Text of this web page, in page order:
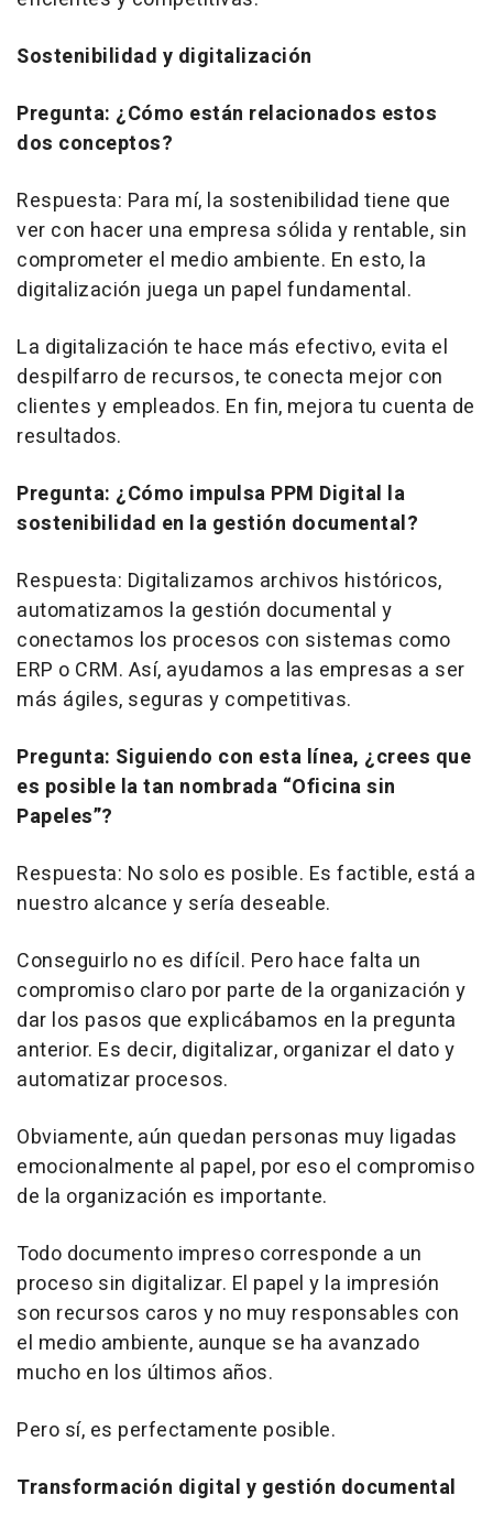
Sostenibilidad y digitalización
Pregunta: ¿Cómo están relacionados estos
dos conceptos?
Respuesta: Para mí, la sostenibilidad tiene que
ver con hacer una empresa sólida y rentable, sin
comprometer el medio ambiente. En esto, la
digitalización juega un papel fundamental.
La digitalización te hace más efectivo, evita el
despilfarro de recursos, te conecta mejor con
clientes y empleados. En fin, mejora tu cuenta de
resultados.
Pregunta: ¿Cómo impulsa PPM Digital la
sostenibilidad en la gestión documental?
Respuesta: Digitalizamos archivos históricos,
automatizamos la gestión documental y
conectamos los procesos con sistemas como
ERP o CRM. Así, ayudamos a las empresas a ser
más ágiles, seguras y competitivas.
Pregunta: Siguiendo con esta línea, ¿crees que
es posible la tan nombrada “Oficina sin
Papeles”?
Respuesta: No solo es posible. Es factible, está a
nuestro alcance y sería deseable.
Conseguirlo no es difícil. Pero hace falta un
compromiso claro por parte de la organización y
dar los pasos que explicábamos en la pregunta
anterior. Es decir, digitalizar, organizar el dato y
automatizar procesos.
Obviamente, aún quedan personas muy ligadas
emocionalmente al papel, por eso el compromiso
de la organización es importante.
Todo documento impreso corresponde a un
proceso sin digitalizar. El papel y la impresión
son recursos caros y no muy responsables con
el medio ambiente, aunque se ha avanzado
mucho en los últimos años.
Pero sí, es perfectamente posible.
Transformación digital y gestión documental